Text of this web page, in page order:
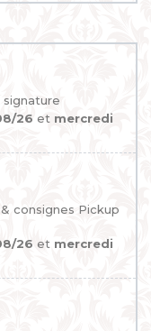
signature
26 et mercredi
consignes Pickup
26 et mercredi